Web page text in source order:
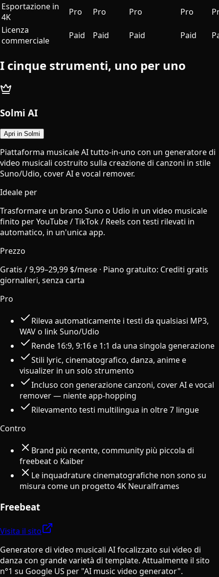
Esportazione in
4K
Pro Pro Pro Pro
Licenza
commerciale
Paid Paid Paid Paid
I cinque strumenti, uno per uno
Solmi AI
Apri in Solmi
Piattaforma musicale AI tutto-in-uno con un generatore di
video musicali costruito sulla creazione di canzoni in stile
Suno/Udio, cover AI e vocal remover.
Ideale per
Trasformare un brano Suno o Udio in un video musicale
finito per YouTube / TikTok / Reels con testi rilevati in
automatico, in un'unica app.
Prezzo
Gratis / 9,99–29,99 $/mese · Piano gratuito: Crediti gratis
giornalieri, senza carta
Pro
Rileva automaticamente i testi da qualsiasi MP3,
WAV o link Suno/Udio
Rende 16:9, 9:16 e 1:1 da una singola generazione
Stili lyric, cinematografico, danza, anime e
visualizer in un solo strumento
Incluso con generazione canzoni, cover AI e vocal
remover — niente app-hopping
Rilevamento testi multilingua in oltre 7 lingue
Contro
Brand più recente, community più piccola di
freebeat o Kaiber
Le inquadrature cinematografiche non sono su
misura come un progetto 4K Neuralframes
Freebeat
Visita il sito
Generatore di video musicali AI focalizzato sui video di
danza con grande varietà di template. Attualmente il sito
n°1 su Google US per "AI music video generator".